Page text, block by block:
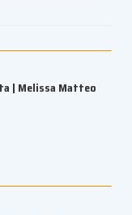
| Melissa Matteo